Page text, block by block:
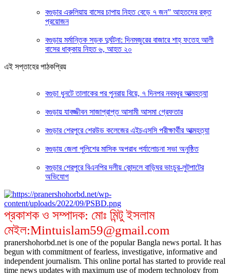
বগুড়ার এরুলিয়ায় বাসের চাপায় নিহত বেড়ে ৭ জন” আহতদের রক্ত
প্রয়োজন
বগুড়ায় মর্মান্তিক সড়ক দুর্ঘটনা: দিনমজুরের বাজারে শাহ্ ফতেহ আলী
বাসের ধাক্কায় নিহত ৬, আহত ২০
এই সপ্তাহের পাঠকপ্রিয়
বগুড়া ধুনটে তালাকের পর পুনরায় বিয়ে, ৭ দিনপর নববধুর আত্মহত্যা
বগুড়ায় যাবজ্জীবন সাজাপ্রাপ্ত আসামী আসমা গ্রেফতার
বগুড়ার শেরপুরে শেরউড কলেজের এইচএসসি পরীক্ষার্থীর আত্মহত্যা
বগুড়ায় জেলা পুলিশের মাসিক অপরাধ পর্যালোচনা সভা অনুষ্ঠিত
বগুড়ার শেরপুরে বিএনপির দলীয় কোন্দলে বাড়িঘর ভাংচুর-লুটপাটের
অভিযোগ
প্রকাশক ও সম্পাদক: মোঃ মিন্টু ইসলাম
মেইল:Mintuislam59@gmail.com
pranershohorbd.net is one of the popular Bangla news portal. It has
begun with commitment of fearless, investigative, informative and
independent journalism. This online portal has started to provide real
time news updates with maximum use of modern technology from